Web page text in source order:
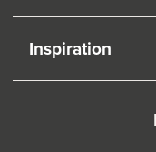
Inspiration